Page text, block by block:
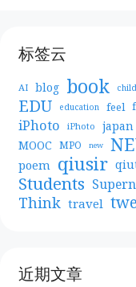
标签云
AI blog book
EDU education feel
iPhoto iPhoto japan
MOOC MPO new
poem qiusir
Students
Think travel
近期文章